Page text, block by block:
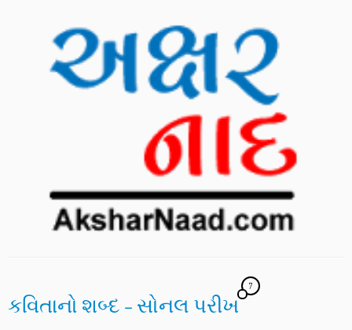
કવિતાનો શબ્દ – સોનલ પરીખ
7